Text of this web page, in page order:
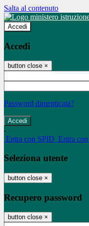
Salta al contenuto
Accedi
Accedi
button close ×
Password dimenticata?
-
Entra con SPID Entra
Seleziona utente
button close ×
Recupero password
button close ×